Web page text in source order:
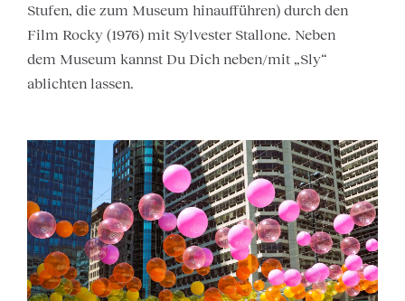
Stufen, die zum Museum hinaufführen) durch den
Film Rocky (1976) mit Sylvester Stallone. Neben
dem Museum kannst Du Dich neben/mit „Sly“
ablichten lassen.